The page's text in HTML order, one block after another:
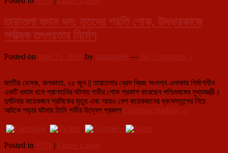
বৃক্ষরোপণ,
পরিবেশ
বিধান
মেধা
অন্বেষার
তারাতলা গুদাম ধস: মৃতদের প্রতি শোক, উদ্ধারকাজে
সর্বাত্মক তৎপরতার নির্দেশ
Posted on June 25, 2026 by santanu99 — No Comments ↓
জাতীয় ডেস্ক, কলকাতা, ২৫ জুন || তারাতলার ব্রেস ব্রিজ সংলগ্ন এলাকায় নির্মাণাধীন
একটি গুদাম ধসে প্রাণহানির ঘটনায় গভীর শোক প্রকাশ করেছেন পশ্চিমবঙ্গের মুখ্যমন্ত্রী।
দুর্ঘটনায় কয়েকজন শ্রমিকের মৃত্যু এবং আরও বেশ কয়েকজনের ধ্বংসস্তূপের নিচে
আটকে পড়ার ঘটনায় তিনি গভীর উদ্বেগ প্রকাশ Continue reading তারাতলা
→
Posted in জাতীয় | Leave a reply